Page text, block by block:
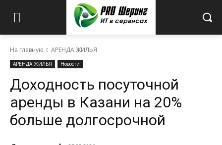
На главную АРЕНДА ЖИЛЬЯ
АРЕНДА ЖИЛЬЯ Новости
Доходность посуточной
аренды в Казани на 20%
больше долгосрочной